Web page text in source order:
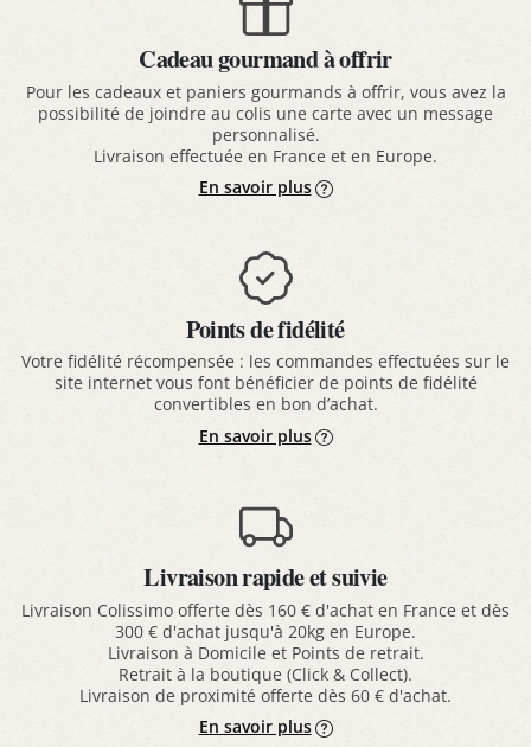
Cadeau gourmand à offrir
Pour les cadeaux et paniers gourmands à offrir, vous avez la
possibilité de joindre au colis une carte avec un message
personnalisé.
Livraison effectuée en France et en Europe.
En savoir plus
Points de fidélité
Votre fidélité récompensée : les commandes effectuées sur le
site internet vous font bénéficier de points de fidélité
convertibles en bon d’achat.
En savoir plus
Livraison rapide et suivie
Livraison Colissimo offerte dès 160 € d'achat en France et dès
300 € d'achat jusqu'à 20kg en Europe.
Livraison à Domicile et Points de retrait.
Retrait à la boutique (Click & Collect).
Livraison de proximité offerte dès 60 € d'achat.
En savoir plus